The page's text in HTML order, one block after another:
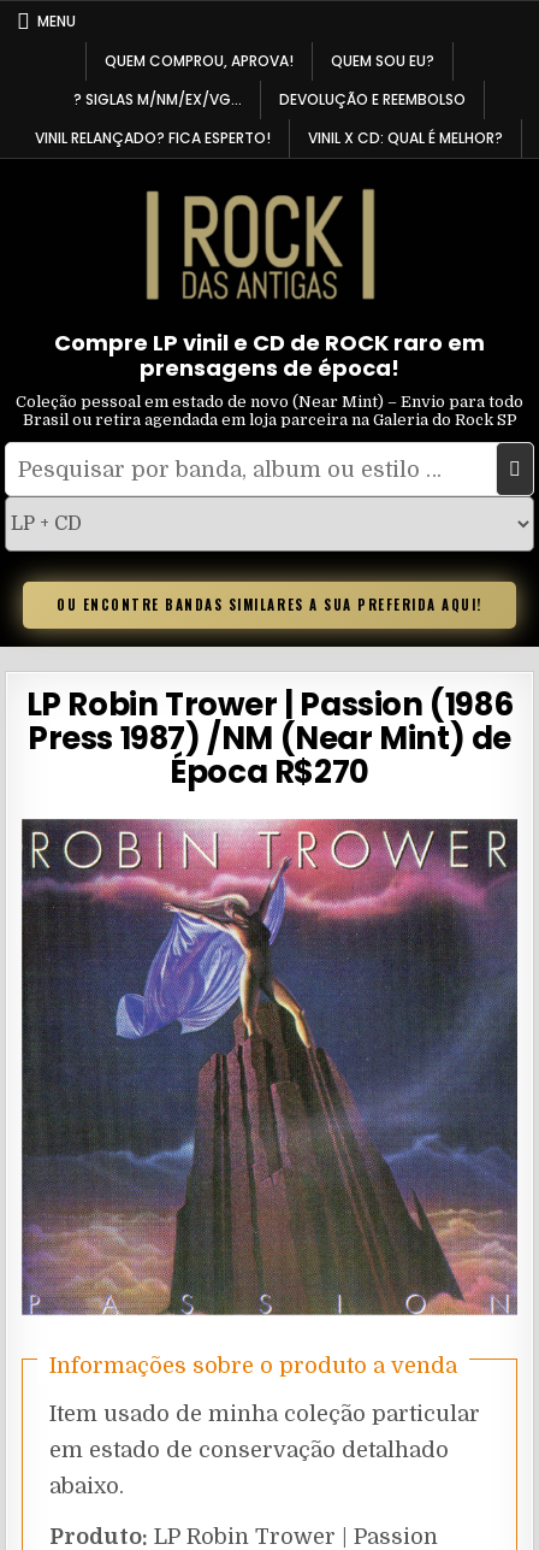
SkipMENU
QUEM COMPROU, APROVA!
QUEM SOU EU?
? SIGLAS M/NM/EX/VG…
DEVOLUÇÃO E REEMBOLSO
VINIL RELANÇADO? FICA ESPERTO!
VINIL X CD: QUAL É MELHOR?
Compre LP vinil e CD de ROCK raro em
prensagens de época!
Coleção pessoal em estado de novo (Near Mint) – Envio para todo
Brasil ou retira agendada em loja parceira na Galeria do Rock SP
Pesquisar
tipo
OU ENCONTRE BANDAS SIMILARES A SUA PREFERIDA AQUI!
LP Robin Trower | Passion (1986
Press 1987) /NM (Near Mint) de
Época R$270
Informações sobre o produto a venda
Item usado de minha coleção particular
em estado de conservação detalhado
abaixo.
Produto: LP Robin Trower | Passion